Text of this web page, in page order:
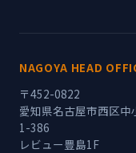
NAGOYA HEAD
〒452-0822
愛知県名古屋市西区中
1-386
レビュー豊島1F